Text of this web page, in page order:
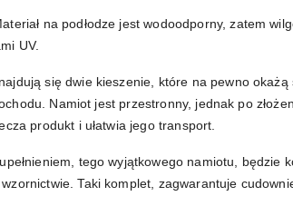
na podłodze jest wodoodporny, zatem
UV.
się dwie kieszenie, które na pewno
Namiot jest przestronny, jednak po
produkt i ułatwia jego transport.
tego wyjątkowego namiotu, będzie
Taki komplet, zagwarantuje